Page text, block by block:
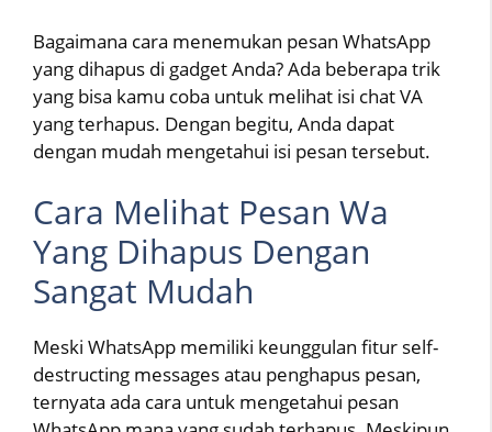
Bagaimana cara menemukan pesan WhatsApp
yang dihapus di gadget Anda? Ada beberapa trik
yang bisa kamu coba untuk melihat isi chat VA
yang terhapus. Dengan begitu, Anda dapat
dengan mudah mengetahui isi pesan tersebut.
Cara Melihat Pesan Wa
Yang Dihapus Dengan
Sangat Mudah
Meski WhatsApp memiliki keunggulan fitur self-
destructing messages atau penghapus pesan,
ternyata ada cara untuk mengetahui pesan